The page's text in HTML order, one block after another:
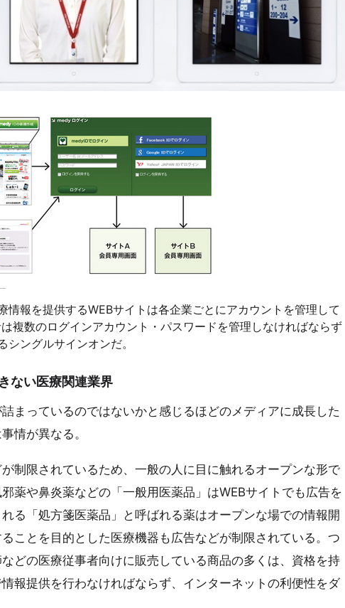
報を提供するWEBサイトは各企業ごとにアカウントを管理して
複数のログインアカウント・パスワードを管理しなければならず
ングルサインオンだ。
ない医療関連業界
まっているのではないかと感じるほどのメディアに成長した
情が異なる。
制限されているため、一般の人に目に触れるオープンな形で
薬や鼻炎薬などの「一般用医薬品」はWEBサイトでも広告を
る「処方箋医薬品」と呼ばれる薬はオープンな場での情報開
ことを目的とした医療機器も広告などが制限されている。つ
どの医療従事者向けに販売している商品の多くは、資格を持
報提供を行わなければならず、インターネットの利便性をダ